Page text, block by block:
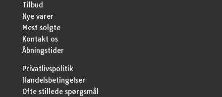
Tilbud
Nye varer
Mest solgte
Kontakt os
Åbningstider
Privatlivspolitik
Handelsbetingelser
Ofte stillede spørgsmål